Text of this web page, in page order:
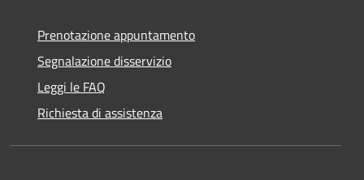
Prenotazione appuntamento
Segnalazione disservizio
Leggi le FAQ
Richiesta di assistenza